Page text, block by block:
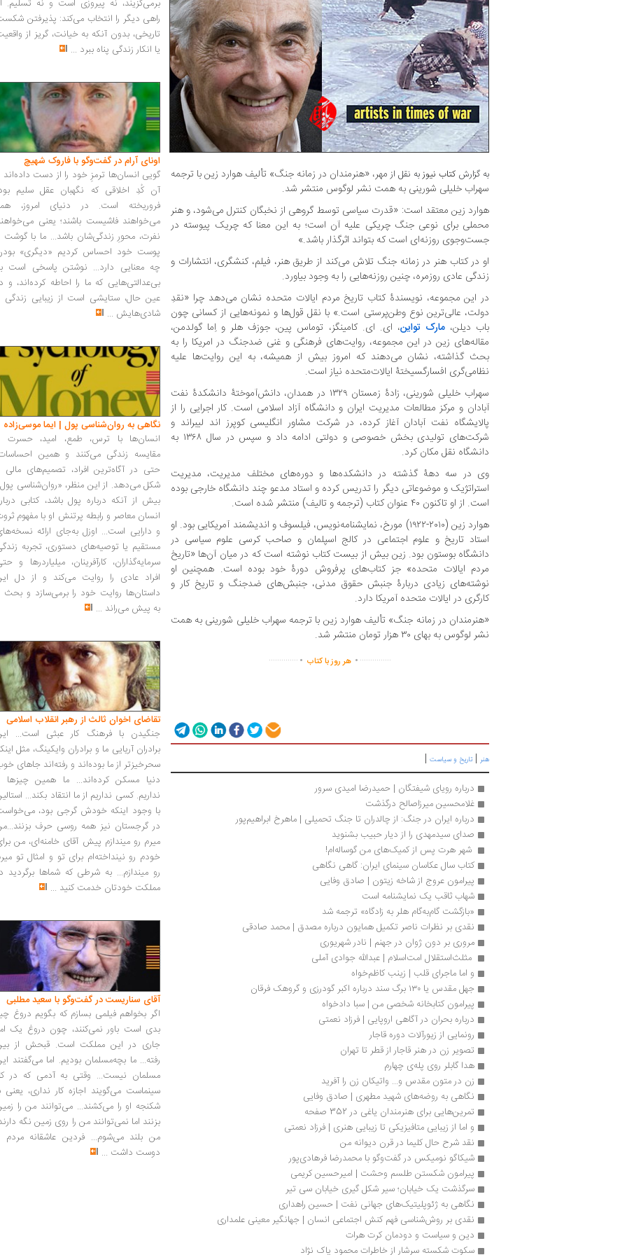
به گزارش کتاب نیوزبه نقل ازمهر، «هنرمندان در زمانه جنگ» تألیف هوارد زین با ترجمه
سهراب خلیلی شورینی به همت نشر لوگوس منتشر شد.
هوارد زین معتقد است: «قدرت سیاسی توسط گروهی از نخبگان کنترل می‌شود، و هنر
محملی برای نوعی جنگ چریکی علیه آن است؛ به این معنا که چریک پیوسته در
جست‌وجوی روزنه‌ای است که بتواند اثرگذار باشد.»
او در کتاب هنر در زمانه جنگ تلاش می‌کند از طریق هنر، فیلم، کنشگری، انتشارات و
زندگی عادی روزمره، چنین روزنه‌هایی را به وجود بیاورد.
در این مجموعه، نویسندۀ کتاب تاریخ مردم ایالات متحده نشان می‌دهد چرا «نقدِ
دولت، عالی‌ترین نوع وطن‌پرستی است.» با نقل قول‌ها و نمونه‌هایی از کسانی چون
باب دیلن،مارک تواین، ای. ای. کامینگز، توماس پین، جوزف هلر و اِما گولدمن،
مقاله‌های زین در این مجموعه، روایت‌های فرهنگی و غنی ضدجنگ در امریکا را به
بحث گذاشته، نشان می‌دهند که امروز بیش از همیشه، به این روایت‌ها علیه
نظامی‌گری افسارگسیختۀ ایالات‌متحده نیاز است.
سهراب خلیلی شورینی، زادۀ زمستان ۱۳۲۹ در همدان، دانش‌آموختۀ دانشکدۀ نفت
آبادان و مرکز مطالعات مدیریت ایران و دانشگاه آزاد اسلامی است. کار اجرایی را از
پالایشگاه نفت آبادان آغاز کرده، در شرکت مشاور انگلیسی کوپرز اند لیبراند و
شرکت‌های تولیدی بخش خصوصی و دولتی ادامه داد و سپس در سال ۱۳۶۸ به
دانشگاه نقل مکان کرد.
وی در سه دهۀ گذشته در دانشکده‌ها و دوره‌های مختلف مدیریت، مدیریت
استراتژیک و موضوعاتی دیگر را تدریس کرده و استاد مدعو چند دانشگاه خارجی بوده
است. از او تاکنون ۴۰ عنوان کتاب (ترجمه و تالیف) منتشر شده است.
هوارد زین (۲۰۱۰-۱۹۲۲) مورخ، نمایشنامه‌نویس، فیلسوف و اندیشمند آمریکایی بود. او
استاد تاریخ و علوم اجتماعی در کالج اسپلمان و صاحب کرسی علوم سیاسی در
دانشگاه بوستون بود. زین بیش از بیست کتاب نوشته است که در میان آن‌ها «تاریخ
مردم ایالات متحده» جز کتاب‌های پرفروش دورۀ خود بوده است. همچنین او
نوشته‌های زیادی دربارۀ جنبش حقوق مدنی، جنبش‌های ضدجنگ و تاریخ کار و
کارگری در ایالات متحده آمریکا دارد.
«هنرمندان در زمانه جنگ» تألیف هوارد زین با ترجمه سهراب خلیلی شورینی به همت
نشر لوگوس به بهای ۳۰ هزار تومان منتشر شد.
...............
. هر روز با کتاب .
..............
هنر | تاریخ و سیاست |
درباره رویای شیفتگان | حمیدرضا امیدی سرور
غلامحسین میرزاصالح درگذشت
درباره ایران در جنگ: از چالدران تا جنگ تحمیلی | ماهرخ ابراهیم‌پور
صدای سید‌مهدی را از دیار حبیب بشنوید
شهر هرت پس از کمیک‌های من‌ گوساله‌ام!
کتاب سال عکاسان سینمای ایران: گاهی نگاهی
پیرامون عروج از شاخه زیتون | صادق وفایی
شهاب ثاقب یک نمایشنامه است
«بازگشت گام‌به‌گام هلر به زادگاه» ترجمه شد
نقدی بر نظرات ناصر تکمیل همایون درباره مصدق | محمد صادقی
مروری بر دون ژوان در جهنم | نادر شهریوری
مثلث‌استقلال امت‌اسلام | عبدالله جوادی آملی
و اما ماجرای قلب | زینب کاظم‌خواه
جهل مقدس یا ۱۳۰ برگ سند درباره اکبر گودرزی و گروهک فرقان
پیرامون کتابخانه شخصی من | سبا دادخواه
درباره بحران در آگاهی اروپایی | فرزاد نعمتی
رونمایی از زیورآلات دوره قاجار
تصویر زن در هنر قاجار از قطر تا تهران
هدا گابلر روی پله‌ی چهارم
زن در متون مقدس و... واتیکان زن را آفرید
نگاهی به روضه‌های شهید مطهری | صادق وفایی
تمرین‌هایی برای هنرمندان یاغی در 352 صفحه
و اما از زیبایی متافیزیکی تا زیبایی هنری | فرزاد نعمتی
نقد شرح حال کلیما در قرن دیوانه من
شیکاگو نومیکس در گفت‌وگو با محمدرضا فرهادی‌پور
پیرامون شکستن طلسم وحشت | امیرحسین کریمی
سرگذشت یک خیابان؛ سیر شکل گیری خیابان سی تیر
نگاهی به ژئوپلیتیک‌های جهانی نفت | حسین راهداری
نقدی بر روش‌شناسی فهم کنش اجتماعی انسان | جهانگیر معینی علمداری
دین و سیاست و دودمان کرت هرات
سکوت شکسته سرشار از خاطرات محمود پاک نژاد
برمی‌گزیند، نه پیروزی است و نه تسلیم.
راهی دیگر را انتخاب می‌کند: پذیرفتن
تاریخی، بدون آنکه به خیانت، گریز از
یا انکار زندگی پناه ببرد ...
اونای آرام در گفت‌وگو با فاروک شهیچ‭
گویی انسان‌ها ترمزِ خود را از دست داده‌اند
آن کُدِ اخلاقی که نگهبان عقل سلیم
فروریخته است. در دنیای امروز،
می‌خواهند فاشیست باشند؛ یعنی
نفرت، محورِ زندگی‌شان باشد... ما با گوشت
پوست خود احساس کردیم «دیگری»
چه معنایی دارد... نوشتن پاسخی است
بی‌عدالتی‌هایی که ما را احاطه کرده‌اند، و
عین حال، ستایشی است از زیبایی زندگی
شادی‌هایش ...
نگاهی به روان‌شناسی پول | ایما موسی‌زاده
انسان‌ها با ترس، طمع، امید، حسرت
مقایسه زندگی می‌کنند و همین
حتی در آگاه‌ترین افراد، تصمیم‌های مالی
شکل می‌دهد. از این منظر، «روان‌شناسی
بیش از آنکه درباره پول باشد، کتابی
انسان معاصر و رابطه پرتنش او با مفهوم
و دارایی است... اوزل به‌جای ارائه
مستقیم یا توصیه‌های دستوری، تجربه
سرمایه‌گذاران، کارآفرینان، میلیاردرها و
افراد عادی را روایت می‌کند و از دل
داستان‌ها روایت خود را برمی‌سازد و بحث
به پیش می‌راند ...
تقاضای اخوان ثالث از رهبر انقلاب اسلامی
جنگیدن با فرهنگ کار عبثی است...
برادران آریایی ما و برادران وایکینگ، مثل
سحرخیزتر از ما بوده‌اند و رفته‌اند جاهای
دنیا مسکن کرده‌اند... ما همین چیزها
نداریم. کسی نداریم از ما انتقاد بکند...
با وجود اینکه خودش گرجی بود،
در گرجستان نیز همه روسی حرف
میرم رو میندازم پیش آقای خامنه‌ای، من
خودم رو نینداخته‌ام برای تو و امثال تو
رو میندازم... به شرطی که شماها برگردید
مملکت خودتان خدمت کنید ...
آقای سناریست در گفت‌وگو با سعید مطلبی
اگر بخواهم فیلمی بسازم که بگویم دروغ
بدی است باور نمی‌کنند، چون دروغ یک
جاری در این مملکت است. قبحش از
رفته... ما بچه‌مسلمان بودیم. اما می‌گفتند
مسلمان نیست... وقتی به آدمی که در
سینماست می‌گویند اجازه کار نداری، یعنی
شکنجه او را می‌کشند... می‌توانند من را
بزنند اما نمی‌توانند من را روی زمین نگه
من بلند می‌شوم... فردین عاشقانه مردم
دوست داشت ...